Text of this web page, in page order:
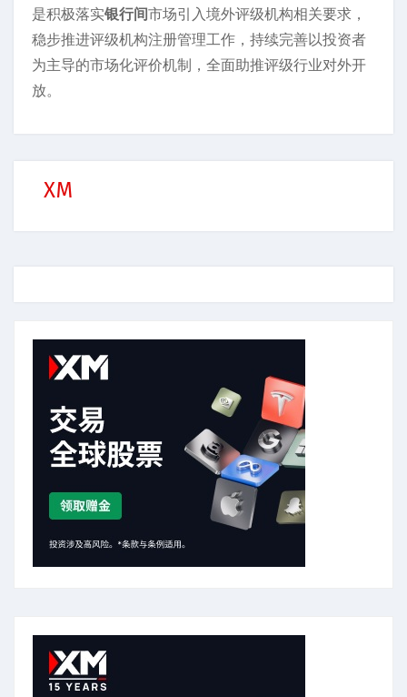
是积极落实银行间市场引入境外评级机构相关要求，
稳步推进评级机构注册管理工作，持续完善以投资者
为主导的市场化评价机制，全面助推评级行业对外开
放。
XM